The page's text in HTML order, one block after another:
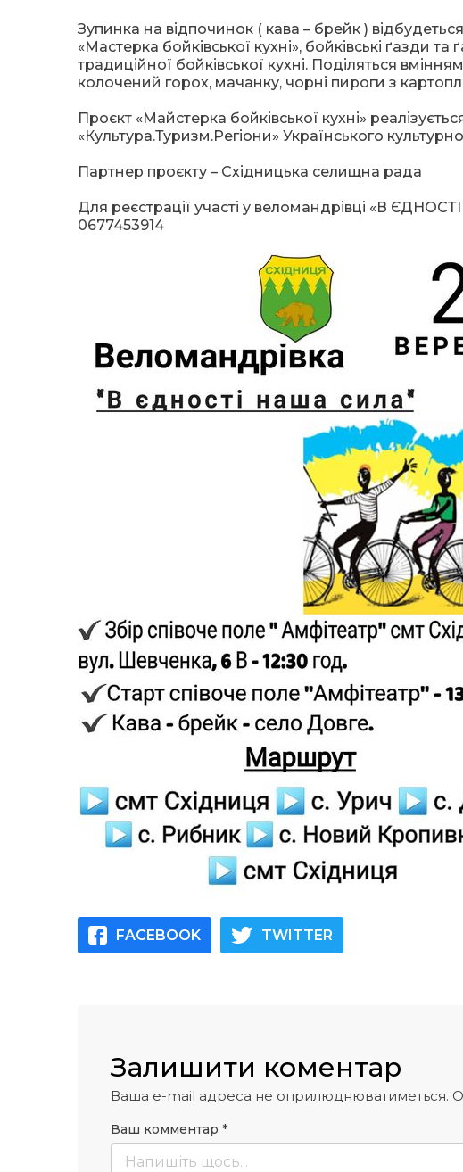
Зупинка на відпочинок ( кава – брейк )
«Мастерка бойківської кухні», бойківські ґазди
традиційної бойківської кухні. Поділяться
колочений горох, мачанку, чорні пироги з
Проєкт «Майстерка бойківської кухні»
«Культура.Туризм.Регіони» Українського
Партнер проєкту – Східницька селищна рада
Для реєстрації участі у веломандрівці «В
0677453914
FACEBOOK TWITTER
Залишити коментар
Ваша e-mail адреса не оприлюднюватиметься.
Ваш комментар *